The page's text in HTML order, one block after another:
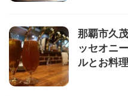
那覇市久
ッセオニ
ルとお料